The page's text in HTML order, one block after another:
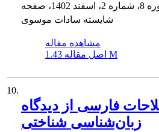
شایسته سادات موسوی
مشاهده مقاله
اصل مقاله 1.43 M
10.
فارسی از دیدگاه
زبان‌شناسی شناختی